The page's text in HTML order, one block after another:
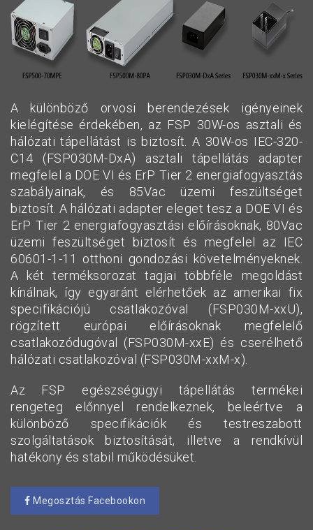
A különböző orvosi berendezések igényeinek
kielégítése érdekében, az FSP 30W-os asztali és
hálózati tápellátást is biztosít. A 30W-os IEC-320-
C14 (FSP030M-DxA) asztali tápellátás adapter
megfelel a DOE VI és ErP Tier 2 energiafogyasztás
szabályainak, és 85Vac üzemi feszültséget
biztosít. A hálózati adapter eleget tesz a DOE VI és
ErP Tier 2 energiafogyasztási előírásoknak, 80Vac
üzemi feszültséget biztosít és megfelel az IEC
60601-1-11 otthoni gondozási követelményeknek.
A két terméksorozat tagjai többféle megoldást
kínálnak, így egyaránt elérhetőek az amerikai fix
specifikációjú csatlakozóval (FSP030M-xxU),
rögzített európai előírásoknak megfelelő
csatlakozódugóval (FSP030M-xxE) és cserélhető
hálózati csatlakozóval (FSP030M-xxM-x).
Az FSP egészségügyi tápellátás termékei
rengeteg előnnyel rendelkeznek, beleértve a
különböző specifikációk és testreszabott
szolgáltatások biztosítását, illetve a rendkívül
hatékony és stabil működésüket.
Megosztás Facebookon